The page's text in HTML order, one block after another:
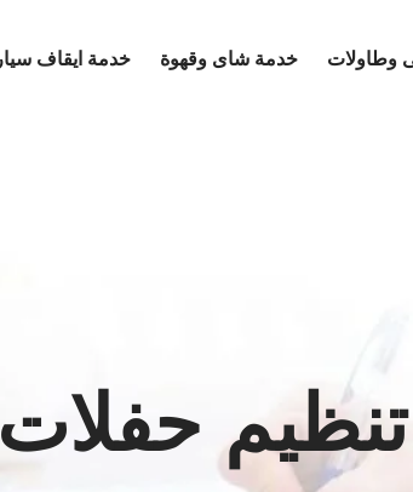
وطاولات خدمة شاى وقهوة خدمة ايقاف
تنظيم